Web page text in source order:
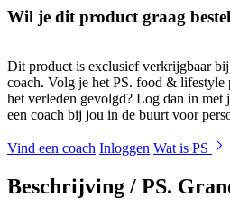
Wil je dit product graag
Dit product is exclusief verkrijgbaar
coach. Volg je het PS. food & lifestyle
het verleden gevolgd? Log dan in met
een coach bij jou in de buurt voor
Vind een coach Inloggen Wat is PS
Beschrijving / PS.